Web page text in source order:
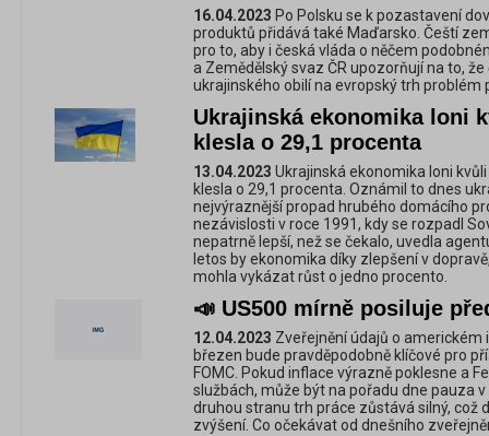
16.04.2023 Po Polsku se k pozastavení
produktů přidává také Maďarsko. Čeští
pro to, aby i česká vláda o něčem
a Zemědělský svaz ČR upozorňují na to,
ukrajinského obilí na evropský trh problém
Ukrajinská ekonomika loni
klesla o 29,1 procenta
13.04.2023 Ukrajinská ekonomika loni
klesla o 29,1 procenta. Oznámil to dnes
nejvýraznější propad hrubého domácího
nezávislosti v roce 1991, kdy se rozpadl
nepatrně lepší, než se čekalo, uvedla
letos by ekonomika díky zlepšení v
mohla vykázat růst o jedno procento.
📣 US500 mírně posiluje
12.04.2023 Zveřejnění údajů o
březen bude pravděpodobně klíčové pro
FOMC. Pokud inflace výrazně poklesne a
službách, může být na pořadu dne pauza
druhou stranu trh práce zůstává silný, což
zvýšení. Co očekávat od dnešního